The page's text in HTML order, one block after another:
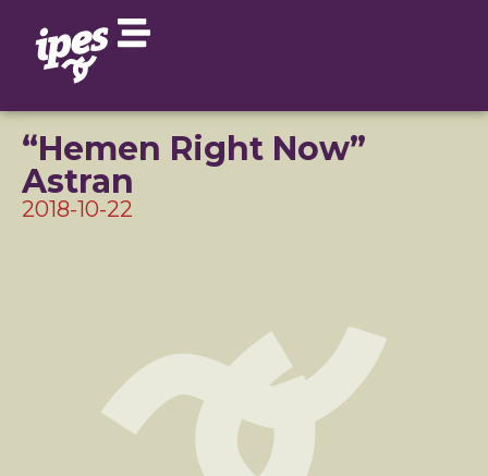
“Hemen Right Now”
Astran
2018-10-22